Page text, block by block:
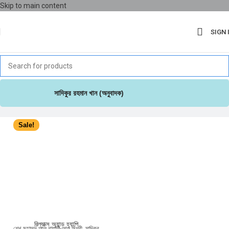
Skip to main content
SIGN
সাদিকুর রহমান খান (অনুবাদক)
Sale!
রিল্যাক্স অ্যান্ড হ্যাপি